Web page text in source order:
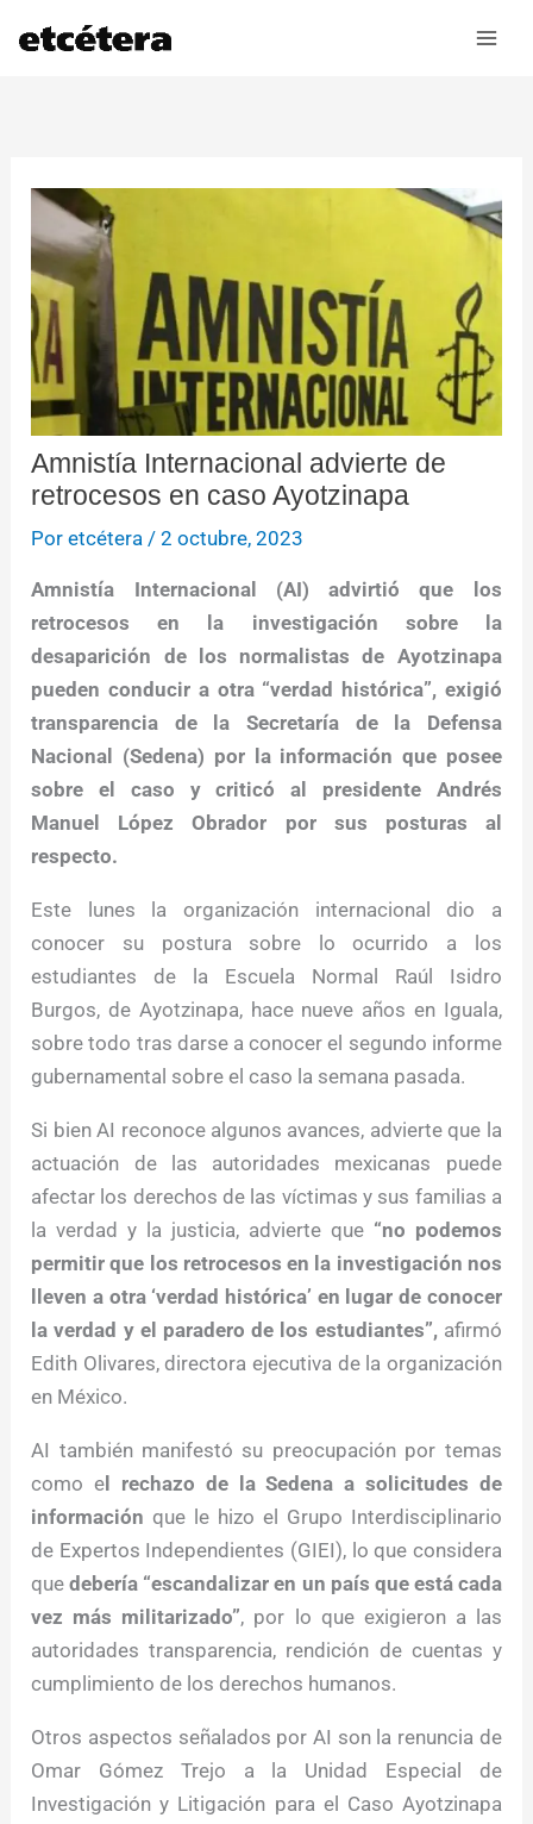
Amnistía Internacional advierte de
retrocesos en caso Ayotzinapa
Poretcétera /2 octubre, 2023
Amnistía Internacional (AI) advirtió que los
retrocesos en la investigación sobre la
desaparición de los normalistas de Ayotzinapa
pueden conducir a otra “verdad histórica”, exigió
transparencia de la Secretaría de la Defensa
Nacional (Sedena) por la información que posee
sobre el caso y criticó al presidente Andrés
Manuel López Obrador por sus posturas al
respecto.
Este lunes la organización internacional dio a
conocer su postura sobre lo ocurrido a los
estudiantes de la Escuela Normal Raúl Isidro
Burgos, de Ayotzinapa, hace nueve años en Iguala,
sobre todo tras darse a conocer el segundo informe
gubernamental sobre el caso la semana pasada.
Si bien AI reconoce algunos avances, advierte que la
actuación de las autoridades mexicanas puede
afectar los derechos de las víctimas y sus familias a
la verdad y la justicia, advierte que “no podemos
permitir que los retrocesos en la investigación nos
lleven a otra ‘verdad histórica’ en lugar de conocer
la verdad y el paradero de los estudiantes”,afirmó
Edith Olivares, directora ejecutiva de la organización
en México.
AI también manifestó su preocupación por temas
como e l rechazo de la Sedena a solicitudes de
información que le hizo el Grupo Interdisciplinario
de Expertos Independientes (GIEI), lo que considera
que debería “escandalizar en un país que está cada
vez más militarizado”, por lo que exigieron a las
autoridades transparencia, rendición de cuentas y
cumplimiento de los derechos humanos.
Otros aspectos señalados por AI son la renuncia de
Omar Gómez Trejo a la Unidad Especial de
Investigación y Litigación para el Caso Ayotzinapa